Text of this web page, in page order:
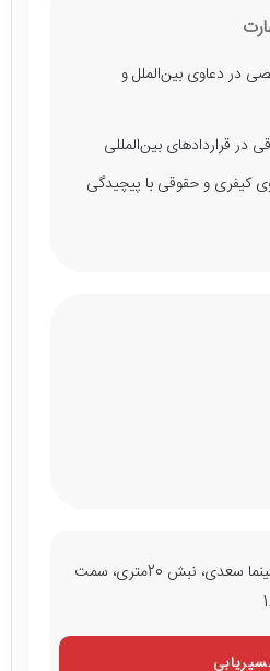
در دعاوی بین‌الملل و
در قراردادهای بین‌المللی
کیفری و حقوقی با پیچیدگی
شیراز، چهارراه سینما سعدی، نبش 20متری، سمت